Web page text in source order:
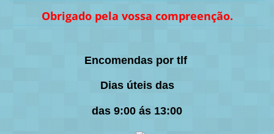
Obrigado pela vossa compreenção.
Encomendas por tlf
Dias úteis das
das 9:00 ás 13:00